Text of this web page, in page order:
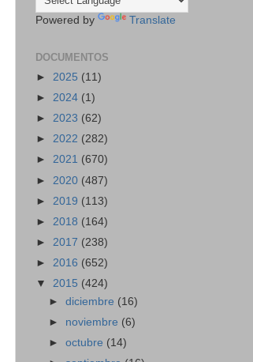
Powered by Translate
DOCUMENTOS
► 2025 (11)
► 2024 (1)
► 2023 (62)
► 2022 (282)
► 2021 (670)
► 2020 (487)
► 2019 (113)
► 2018 (164)
► 2017 (238)
► 2016 (652)
▼ 2015 (424)
►diciembre (16)
► noviembre (6)
►octubre (14)